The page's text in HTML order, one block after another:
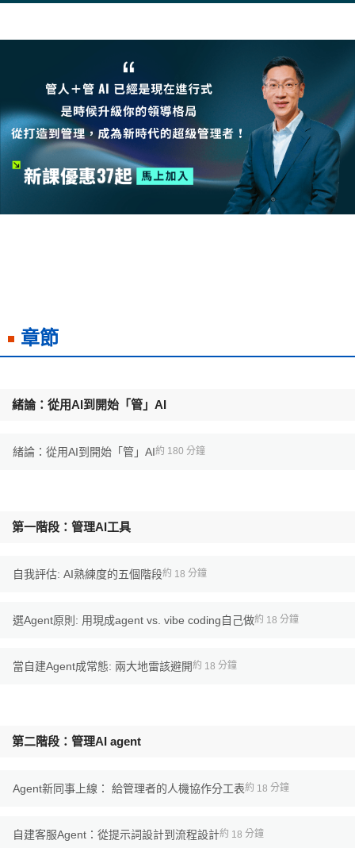
章節
緒論：從用AI到開始「管」AI
緒論：從用AI到開始「管」AI約 180 分鐘
第一階段：管理AI工具
自我評估: AI熟練度的五個階段約 18 分鐘
選Agent原則: 用現成agent vs. vibe coding自己做約 18 分鐘
當自建Agent成常態: 兩大地雷該避開 約 18 分鐘
第二階段：管理AI agent
Agent新同事上線： 給管理者的人機協作分工表約 18 分鐘
自建客服Agent：從提示詞設計到流程設計約 18 分鐘